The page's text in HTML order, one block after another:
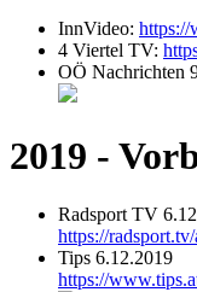
InnVideo:
4 Viertel TV:
OÖ Nachrichten
2019 -
Radsport TV
https://
Tips 6.12.2019
https://